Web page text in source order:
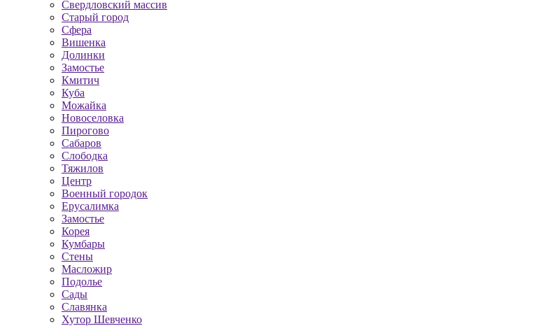
Свердловский массив
Старый город
Сфера
Вишенка
Долинки
Замостье
Кмитич
Куба
Можайка
Новоселовка
Пирогово
Сабаров
Слободка
Тяжилов
Центр
Военный городок
Ерусалимка
Замостье
Корея
Кумбары
Стены
Масложир
Подолье
Сады
Славянка
Хутор Шевченко